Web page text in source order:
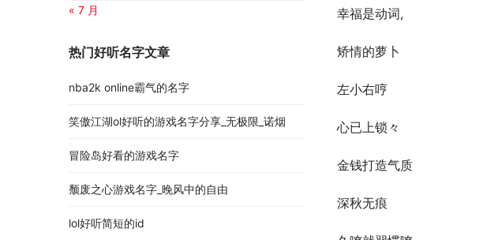
幸福是动词,
矫情的萝卜
左小右哼
心已上锁々
金钱打造气质
深秋无痕
« 7 月
热门好听名字文章
nba2k online霸气的名字
笑傲江湖ol好听的游戏名字分享_无极限_诺烟
冒险岛好看的游戏名字
颓废之心游戏名字_晚风中的自由
lol好听简短的id